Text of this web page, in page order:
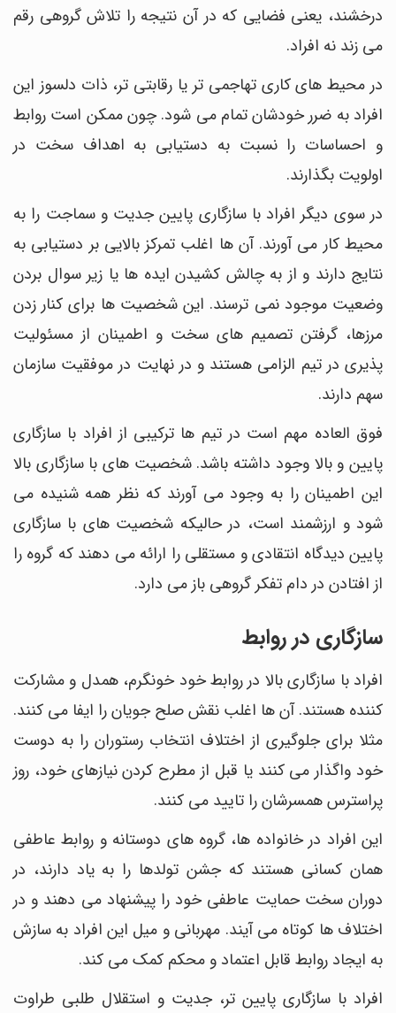
درخشند، یعنی فضایی که در آن نتیجه را تلاش گروهی رقم
می زند نه افراد.
در محیط های کاری تهاجمی تر یا رقابتی تر، ذات دلسوز این
افراد به ضرر خودشان تمام می شود. چون ممکن است روابط
و احساسات را نسبت به دستیابی به اهداف سخت در
اولویت بگذارند.
در سوی دیگر افراد با سازگاری پایین جدیت و سماجت را به
محیط کار می آورند. آن ها اغلب تمرکز بالایی بر دستیابی به
نتایج دارند و از به چالش کشیدن ایده ها یا زیر سوال بردن
وضعیت موجود نمی ترسند. این شخصیت ها برای کنار زدن
مرزها، گرفتن تصمیم های سخت و اطمینان از مسئولیت
پذیری در تیم الزامی هستند و در نهایت در موفقیت سازمان
سهم دارند.
فوق العاده مهم است در تیم ها ترکیبی از افراد با سازگاری
پایین و بالا وجود داشته باشد. شخصیت های با سازگاری بالا
این اطمینان را به وجود می آورند که نظر همه شنیده می
شود و ارزشمند است، در حالیکه شخصیت های با سازگاری
پایین دیدگاه انتقادی و مستقلی را ارائه می دهند که گروه را
از افتادن در دام تفکر گروهی باز می دارد.
سازگاری در روابط
افراد با سازگاری بالا در روابط خود خونگرم، همدل و مشارکت
کننده هستند. آن ها اغلب نقش صلح جویان را ایفا می کنند.
مثلا برای جلوگیری از اختلاف انتخاب رستوران را به دوست
خود واگذار می کنند یا قبل از مطرح کردن نیازهای خود، روز
پراسترس همسرشان را تایید می کنند.
این افراد در خانواده ها، گروه های دوستانه و روابط عاطفی
همان کسانی هستند که جشن تولدها را به یاد دارند، در
دوران سخت حمایت عاطفی خود را پیشنهاد می دهند و در
اختلاف ها کوتاه می آیند. مهربانی و میل این افراد به سازش
به ایجاد روابط قابل اعتماد و محکم کمک می کند.
افراد با سازگاری پایین تر، جدیت و استقلال طلبی طراوت